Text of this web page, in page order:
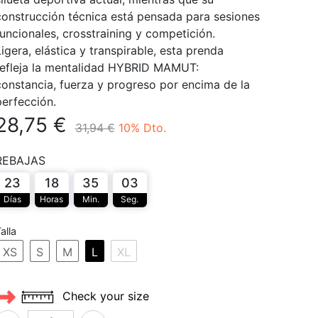
técnica está pensada para sesiones
crosstraining y competición.
elástica y transpirable, esta prenda
la mentalidad HYBRID MAMUT:
fuerza y progreso por encima de la
€ 31,94€ 10% Dto.
23
Días
18
Horas
35
Min.
03
Seg.
XS S M L XL
Check your size